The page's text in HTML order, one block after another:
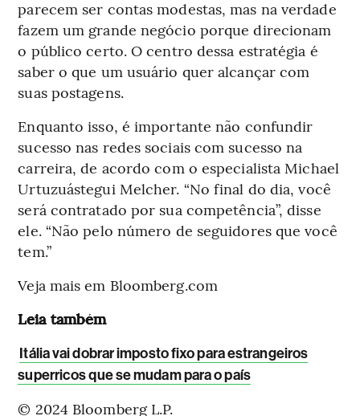
parecem ser contas modestas, mas na verdade
fazem um grande negócio porque direcionam
o público certo. O centro dessa estratégia é
saber o que um usuário quer alcançar com
suas postagens.
Enquanto isso, é importante não confundir
sucesso nas redes sociais com sucesso na
carreira, de acordo com o especialista Michael
Urtuzuástegui Melcher. “No final do dia, você
será contratado por sua competência”, disse
ele. “Não pelo número de seguidores que você
tem.”
Veja mais em Bloomberg.com
Leia também
Itália vai dobrar imposto fixo para estrangeiros
superricos que se mudam para o país
© 2024 Bloomberg L.P.